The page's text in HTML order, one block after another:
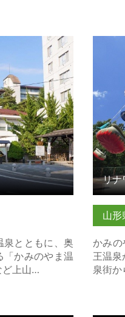
泉とともに、奥
「かみのやま温
ど上山…
細はこちら
山形
かみの
王温
泉街
リナ
リナ